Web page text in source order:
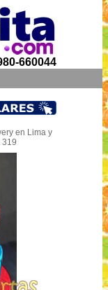
660044
en Lima y
319